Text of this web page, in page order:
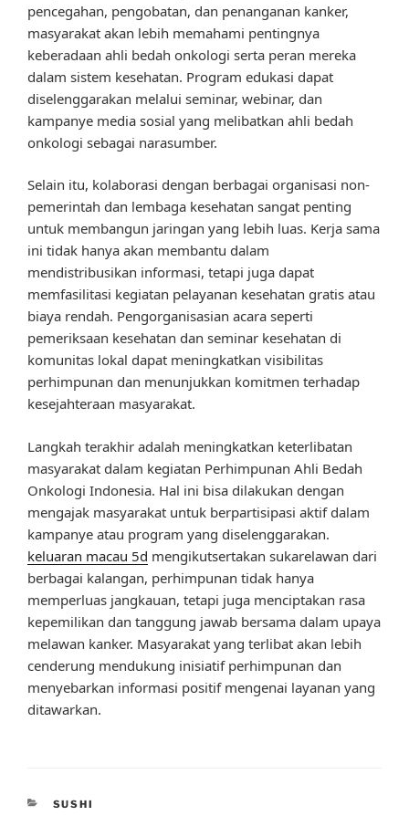
pencegahan, pengobatan, dan penanganan kanker,
masyarakat akan lebih memahami pentingnya
keberadaan ahli bedah onkologi serta peran mereka
dalam sistem kesehatan. Program edukasi dapat
diselenggarakan melalui seminar, webinar, dan
kampanye media sosial yang melibatkan ahli bedah
onkologi sebagai narasumber.
Selain itu, kolaborasi dengan berbagai organisasi non-
pemerintah dan lembaga kesehatan sangat penting
untuk membangun jaringan yang lebih luas. Kerja sama
ini tidak hanya akan membantu dalam
mendistribusikan informasi, tetapi juga dapat
memfasilitasi kegiatan pelayanan kesehatan gratis atau
biaya rendah. Pengorganisasian acara seperti
pemeriksaan kesehatan dan seminar kesehatan di
komunitas lokal dapat meningkatkan visibilitas
perhimpunan dan menunjukkan komitmen terhadap
kesejahteraan masyarakat.
Langkah terakhir adalah meningkatkan keterlibatan
masyarakat dalam kegiatan Perhimpunan Ahli Bedah
Onkologi Indonesia. Hal ini bisa dilakukan dengan
mengajak masyarakat untuk berpartisipasi aktif dalam
kampanye atau program yang diselenggarakan.
keluaran macau 5d mengikutsertakan sukarelawan dari
berbagai kalangan, perhimpunan tidak hanya
memperluas jangkauan, tetapi juga menciptakan rasa
kepemilikan dan tanggung jawab bersama dalam upaya
melawan kanker. Masyarakat yang terlibat akan lebih
cenderung mendukung inisiatif perhimpunan dan
menyebarkan informasi positif mengenai layanan yang
ditawarkan.
CATEGORIES
SUSHI